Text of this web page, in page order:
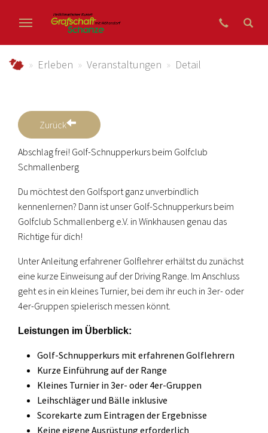
grafschaft-schanze.de
Erleben Veranstaltungen Detail
Zurück
Abschlag frei! Golf-Schnupperkurs beim Golfclub
Schmallenberg
Du möchtest den Golfsport ganz unverbindlich
kennenlernen? Dann ist unser Golf-Schnupperkurs beim
Golfclub Schmallenberg e.V. in Winkhausen genau das
Richtige für dich!
Unter Anleitung erfahrener Golflehrer erhältst du zunächst
eine kurze Einweisung auf der Driving Range. Im Anschluss
geht es in ein kleines Turnier, bei dem ihr euch in 3er- oder
4er-Gruppen spielerisch messen könnt.
Leistungen im Überblick:
Golf-Schnupperkurs mit erfahrenen Golflehrern
Kurze Einführung auf der Range
Kleines Turnier in 3er- oder 4er-Gruppen
Leihschläger und Bälle inklusive
Scorekarte zum Eintragen der Ergebnisse
Keine eigene Ausrüstung erforderlich